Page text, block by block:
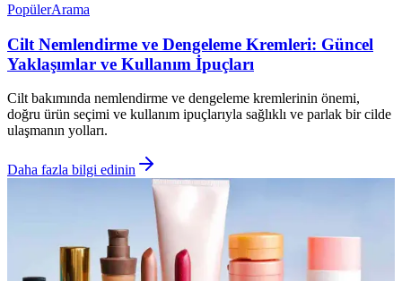
PopülerArama
Cilt Nemlendirme ve Dengeleme Kremleri: Güncel
Yaklaşımlar ve Kullanım İpuçları
Cilt bakımında nemlendirme ve dengeleme kremlerinin önemi,
doğru ürün seçimi ve kullanım ipuçlarıyla sağlıklı ve parlak bir cilde
ulaşmanın yolları.
Daha fazla bilgi edinin